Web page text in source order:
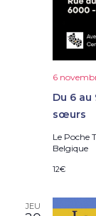
Du 6
sœurs
6
Le Poche
Belgique
12€
JEU